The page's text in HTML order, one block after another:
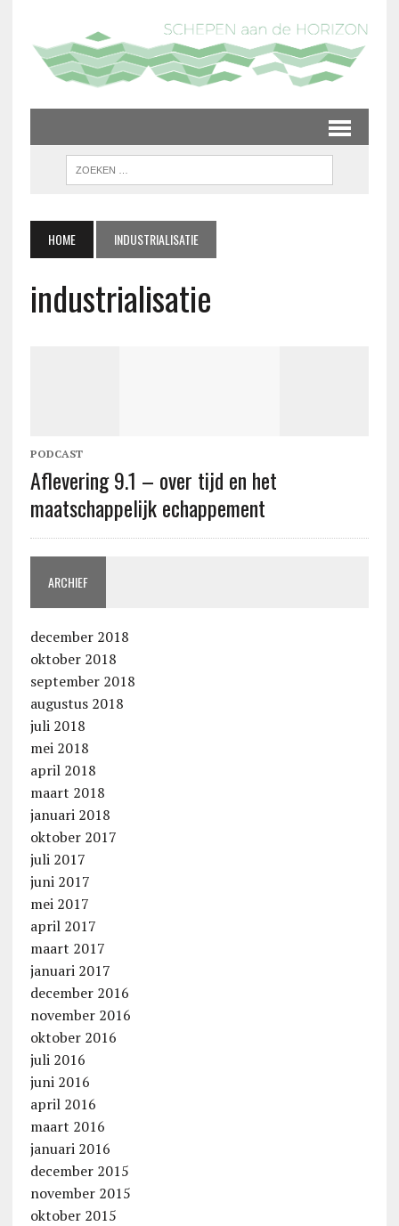
HOME INDUSTRIALISATIE
industrialisatie
PODCAST
Aflevering 9.1 – over tijd en het
maatschappelijk echappement
ARCHIEF
december 2018
oktober 2018
september 2018
augustus 2018
juli 2018
mei 2018
april 2018
maart 2018
januari 2018
oktober 2017
juli 2017
juni 2017
mei 2017
april 2017
maart 2017
januari 2017
december 2016
november 2016
oktober 2016
juli 2016
juni 2016
april 2016
maart 2016
januari 2016
december 2015
november 2015
oktober 2015